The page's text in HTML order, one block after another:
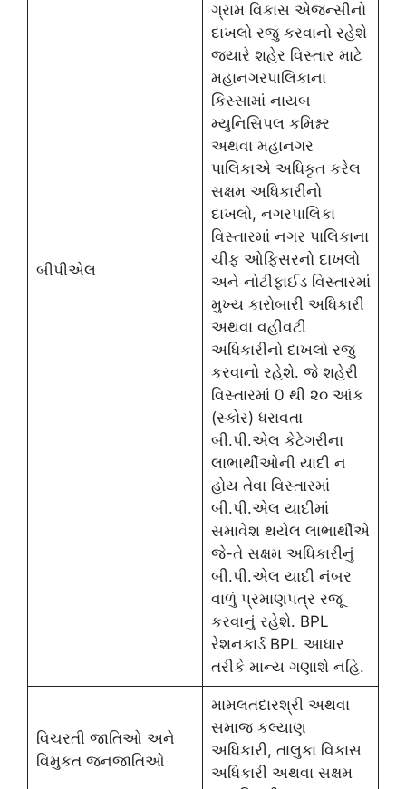
બીપીએલ
ગ્રામ વિકાસ એજન્સીનો
દાખલો રજુ કરવાનો રહેશે
જ્યારે શહેર વિસ્તાર માટે
મહાનગરપાલિકાના
કિસ્સામાં નાયબ
મ્યુનિસિપલ કમિશ્નર
અથવા મહાનગર
પાલિકાએ અધિકૃત કરેલ
સક્ષમ અધિકારીનો
દાખલો, નગરપાલિકા
વિસ્તારમાં નગર પાલિકાના
ચીફ ઓફિસરનો દાખલો
અને નોટીફાઈડ વિસ્તારમાં
મુખ્ય કારોબારી અધિકારી
અથવા વહીવટી
અધિકારીનો દાખલો રજુ
કરવાનો રહેશે. જે શહેરી
વિસ્તારમાં 0 થી ૨૦ આંક
(સ્કોર) ધરાવતા
બી.પી.એલ કેટેગરીના
લાભાર્થીઓની યાદી ન
હોય તેવા વિસ્તારમાં
બી.પી.એલ યાદીમાં
સમાવેશ થયેલ લાભાર્થીએ
જે-તે સક્ષમ અધિકારીનું
બી.પી.એલ યાદી નંબર
વાળું પ્રમાણપત્ર રજૂ
કરવાનું રહેશે. BPL
રેશનકાર્ડ BPL આધાર
તરીકે માન્ય ગણાશે નહિ.
વિચરતી જાતિઓ અને
વિમુકત જનજાતિઓ
મામલતદારશ્રી અથવા
સમાજ કલ્યાણ
અધિકારી, તાલુકા વિકાસ
અધિકારી અથવા સક્ષમ